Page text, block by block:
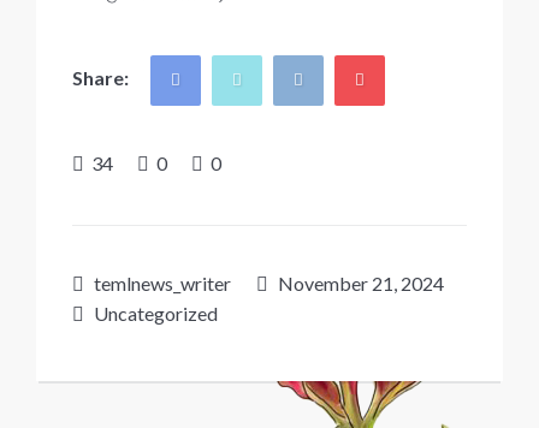
Share:
34 0 0
temlnews_writer
November 21, 2024
Uncategorized